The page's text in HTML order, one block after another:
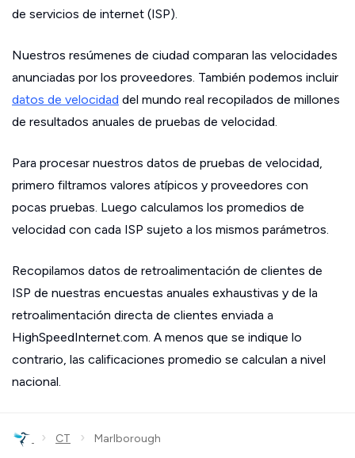
de servicios de internet (ISP).
Nuestros resúmenes de ciudad comparan las velocidades
anunciadas por los proveedores. También podemos incluir
datos de velocidad del mundo real recopilados de millones
de resultados anuales de pruebas de velocidad.
Para procesar nuestros datos de pruebas de velocidad,
primero filtramos valores atípicos y proveedores con
pocas pruebas. Luego calculamos los promedios de
velocidad con cada ISP sujeto a los mismos parámetros.
Recopilamos datos de retroalimentación de clientes de
ISP de nuestras encuestas anuales exhaustivas y de la
retroalimentación directa de clientes enviada a
HighSpeedInternet.com. A menos que se indique lo
contrario, las calificaciones promedio se calculan a nivel
nacional.
› CT › Marlborough